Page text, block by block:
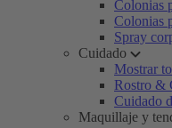
Colonias
Colonias
Spray
Cuidado
Mostrar
Rostro &
Cuidado
Maquillaje y